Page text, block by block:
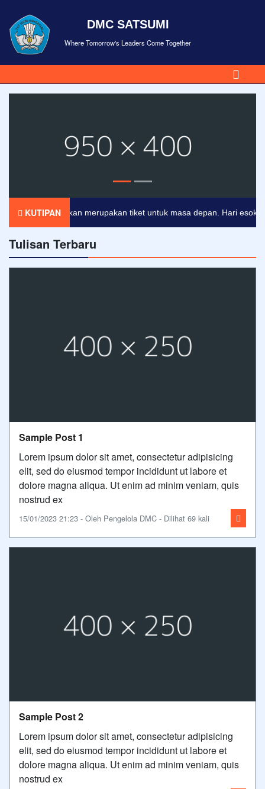
DMC SATSUMI
Where Tomorrow's Leaders Come Together
KUTIPAN
Pendidikan merupakan tiket untuk masa depan. Hari esok
Tulisan Terbaru
Sample Post 1
Lorem ipsum dolor sit amet, consectetur adipisicing
elit, sed do eiusmod tempor incididunt ut labore et
dolore magna aliqua. Ut enim ad minim veniam, quis
nostrud ex
15/01/2023 21:23 - Oleh Pengelola DMC - Dilihat 69 kali
Sample Post 2
Lorem ipsum dolor sit amet, consectetur adipisicing
elit, sed do eiusmod tempor incididunt ut labore et
dolore magna aliqua. Ut enim ad minim veniam, quis
nostrud ex